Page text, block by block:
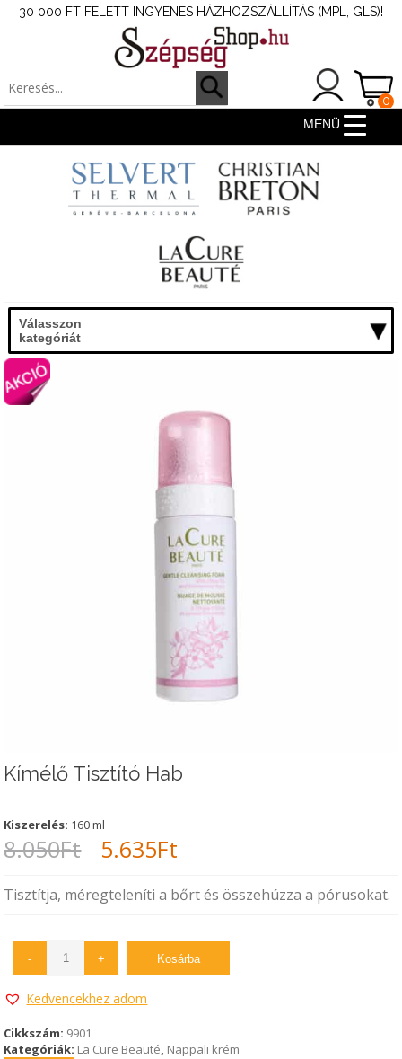
30 000 FT FELETT INGYENES HÁZHOZSZÁLLÍTÁS (MPL, GLS)!
0
MENÜ
Válasszon
kategóriát
Kímélő Tisztító Hab
Kiszerelés: 160 ml
8.050Ft
Original
price
8.050Ft.
5.635Ft
price
5.635Ft.
Tisztítja, méregteleníti a bőrt és összehúzza a pórusokat.
- + Kosárba
Kedvencekhez adom
Cikkszám: 9901
Kategóriák: La Cure Beauté, Nappali krém